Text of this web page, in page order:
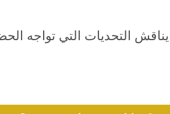
التحديات التي تواجه